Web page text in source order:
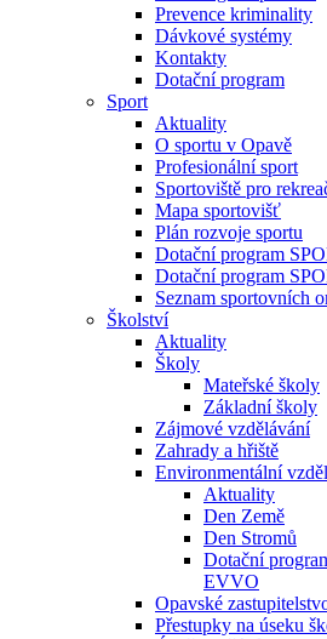
Prevence kriminality
Dávkové systémy
Kontakty
Dotační program
Sport
Aktuality
O sportu v Opavě
Profesionální sport
Sportoviště pro
Mapa sportovišť
Plán rozvoje sportu
Dotační program
Dotační program
Seznam sportovních
Školství
Aktuality
Školy
Mateřské školy
Základní školy
Zájmové vzdělávání
Zahrady a hřiště
Environmentální
Aktuality
Den Země
Den Stromů
Dotační
EVVO
Opavské
Přestupky na úseku